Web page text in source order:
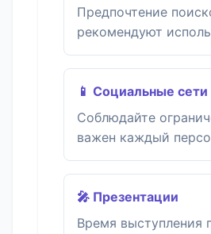
Предпочтение
рекомендуют
📱 Социальные сети
Соблюдайте
важен каждый
🎤 Презентации
Время выступления